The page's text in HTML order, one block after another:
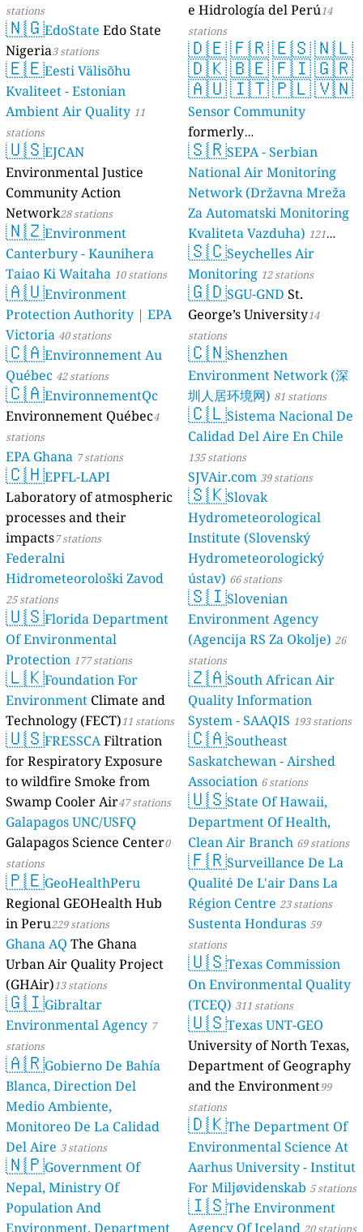
stations
🇳🇬EdoState Edo State
Nigeria3 stations
🇪🇪Eesti Välisõhu
Kvaliteet - Estonian
Ambient Air Quality 11
stations
🇺🇸EJCAN
Environmental Justice
Community Action
Network28 stations
🇳🇿Environment
Canterbury - Kaunihera
Taiao Ki Waitaha 10 stations
🇦🇺Environment
Protection Authority | EPA
Victoria 40 stations
🇨🇦Environnement Au
Québec 42 stations
🇨🇦EnvironnementQc
Environnement Québec4
stations
EPA Ghana 7 stations
🇨🇭EPFL-LAPI
Laboratory of atmospheric
processes and their
impacts7 stations
Federalni
Hidrometeorološki Zavod
25 stations
🇺🇸Florida Department
Of Environmental
Protection 177 stations
🇱🇰Foundation For
Environment Climate and
Technology (FECT)11 stations
🇺🇸FRESSCAFiltration
for Respiratory Exposure
to wildfire Smoke from
Swamp Cooler Air47 stations
Galapagos UNC/USFQ
Galapagos Science Center0
stations
🇵🇪GeoHealthPeru
Regional GEOHealth Hub
in Peru229 stations
Ghana AQ The Ghana
Urban Air Quality Project
(GHAir)13 stations
🇬🇮Gibraltar
Environmental Agency 7
stations
🇦🇷Gobierno De Bahía
Blanca, Direction Del
Medio Ambiente,
Monitoreo De La Calidad
Del Aire 3 stations
🇳🇵Government Of
Nepal, Ministry Of
Population And
Environment, Department
e Hidrología del Perú14
stations
🇩🇪🇫🇷🇪🇸🇳🇱
🇩🇰🇧🇪🇫🇮🇬🇷
🇦🇺🇮🇹🇵🇱🇻🇳
Sensor Community
formerly
luftdaten.info35819 stations
🇸🇷SEPA - Serbian
National Air Monitoring
Network (Državna Mreža
Za Automatski Monitoring
Kvaliteta Vazduha) 121
stations
🇸🇨Seychelles Air
Monitoring 12 stations
🇬🇩SGU-GND St.
George’s University14
stations
🇨🇳Shenzhen
Environment Network (深
圳人居环境网) 81 stations
🇨🇱Sistema Nacional De
Calidad Del Aire En Chile
135 stations
SJVAir.com 39 stations
🇸🇰Slovak
Hydrometeorological
Institute (Slovenský
Hydrometeorologický
ústav) 66 stations
🇸🇮Slovenian
Environment Agency
(Agencija RS Za Okolje) 26
stations
🇿🇦South African Air
Quality Information
System - SAAQIS 193 stations
🇨🇦Southeast
Saskatchewan - Airshed
Association 6 stations
🇺🇸State Of Hawaii,
Department Of Health,
Clean Air Branch 69 stations
🇫🇷Surveillance De La
Qualité De L'air Dans La
Région Centre 23 stations
Sustenta Honduras 59
stations
🇺🇸Texas Commission
On Environmental Quality
(TCEQ) 311 stations
🇺🇸Texas UNT-GEO
University of North Texas,
Department of Geography
and the Environment99
stations
🇩🇰The Department Of
Environmental Science At
Aarhus University - Institut
For Miljøvidenskab 5 stations
🇮🇸The Environment
Agency Of Iceland 20 stations